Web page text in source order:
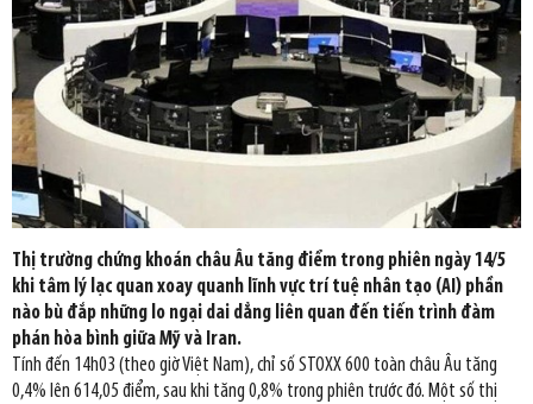
Thị trường chứng khoán châu Âu tăng điểm trong phiên ngày 14/5
khi tâm lý lạc quan xoay quanh lĩnh vực trí tuệ nhân tạo (AI) phần
nào bù đắp những lo ngại dai dẳng liên quan đến tiến trình đàm
phán hòa bình giữa Mỹ và Iran.
Tính đến 14h03 (theo giờ Việt Nam), chỉ số STOXX 600 toàn châu Âu tăng
0,4% lên 614,05 điểm, sau khi tăng 0,8% trong phiên trước đó. Một số thị